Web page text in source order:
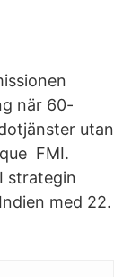
när 60-
utan
FMI.
strategin
med 22.